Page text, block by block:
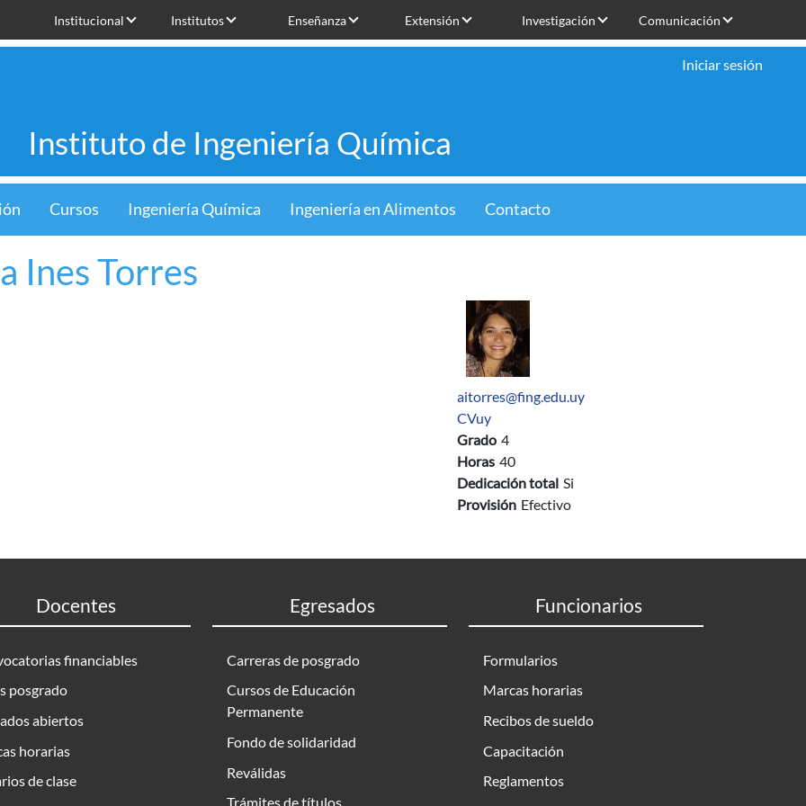
Institucional Institutos Enseñanza Extensión Investigación Comunicación
Instituto de Ingeniería Química
Iniciar sesión
Cursos Ingeniería Química Ingeniería en Alimentos Contacto
Ines Torres
aitorres@fing.edu.uy
CVuy
Grado 4
Horas 40
Dedicación total Si
Provisión Efectivo
Docentes
financiables
posgrado
abiertos
horarias
de clase
Egresados
Carreras de posgrado
Cursos de Educación
Permanente
Fondo de solidaridad
Reválidas
Trámites de títulos
Funcionarios
Formularios
Marcas horarias
Recibos de sueldo
Capacitación
Reglamentos